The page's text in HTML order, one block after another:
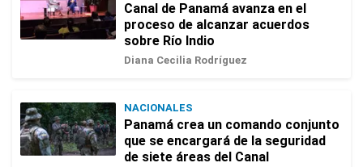
Canal de Panamá avanza en el
proceso de alcanzar acuerdos
sobre Río Indio
Diana Cecilia Rodríguez
NACIONALES
Panamá crea un comando conjunto
que se encargará de la seguridad
de siete áreas del Canal